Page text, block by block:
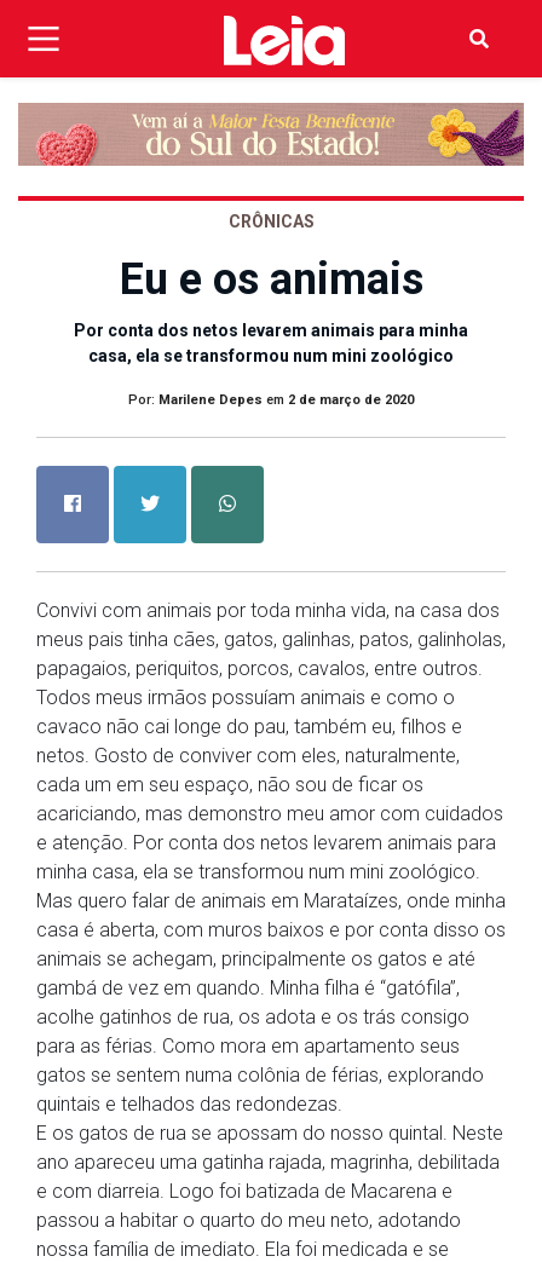
CRÔNICAS
Eu e os animais
Por conta dos netos levarem animais para minha
casa, ela se transformou num mini zoológico
Por: Marilene Depes em 2 de março de 2020
Convivi com animais por toda minha vida, na casa dos
meus pais tinha cães, gatos, galinhas, patos, galinholas,
papagaios, periquitos, porcos, cavalos, entre outros.
Todos meus irmãos possuíam animais e como o
cavaco não cai longe do pau, também eu, filhos e
netos. Gosto de conviver com eles, naturalmente,
cada um em seu espaço, não sou de ficar os
acariciando, mas demonstro meu amor com cuidados
e atenção. Por conta dos netos levarem animais para
minha casa, ela se transformou num mini zoológico.
Mas quero falar de animais em Marataízes, onde minha
casa é aberta, com muros baixos e por conta disso os
animais se achegam, principalmente os gatos e até
gambá de vez em quando. Minha filha é “gatófila”,
acolhe gatinhos de rua, os adota e os trás consigo
para as férias. Como mora em apartamento seus
gatos se sentem numa colônia de férias, explorando
quintais e telhados das redondezas.
E os gatos de rua se apossam do nosso quintal. Neste
ano apareceu uma gatinha rajada, magrinha, debilitada
e com diarreia. Logo foi batizada de Macarena e
passou a habitar o quarto do meu neto, adotando
nossa família de imediato. Ela foi medicada e se